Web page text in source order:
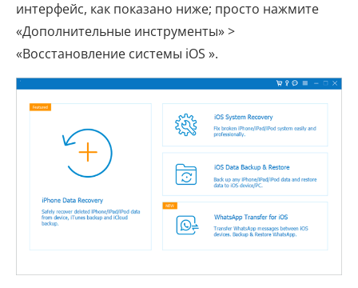
интерфейс, как показано ниже; просто нажмите
«Дополнительные инструменты» >
«Восстановление системы iOS ».